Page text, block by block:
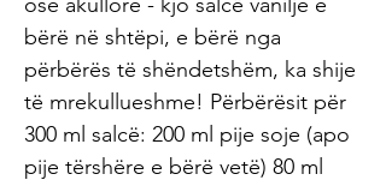
bërë në shtëpi, e bërë nga
përbërës të shëndetshëm, ka shije
të mrekullueshme! Përbërësit për
300 ml salcë: 200 ml pije soje (apo
pije tërshëre e bërë vetë) 80 ml